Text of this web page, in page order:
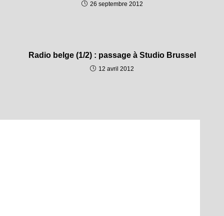
26 septembre 2012
Radio belge (1/2) : passage à Studio Brussel
12 avril 2012